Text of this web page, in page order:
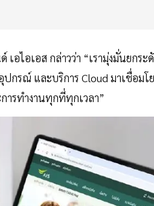
ไอเอส กล่าวว่า “เรามุ่งมั่นยกระ
กรณ์ และบริการ Cloud มาเชื่อมโ
ารทำงานทุกที่ทุกเวลา”